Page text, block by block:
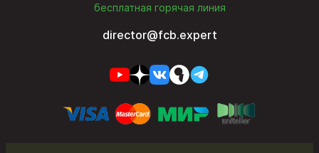
бесплатная горячая линия
director@fcb.expert